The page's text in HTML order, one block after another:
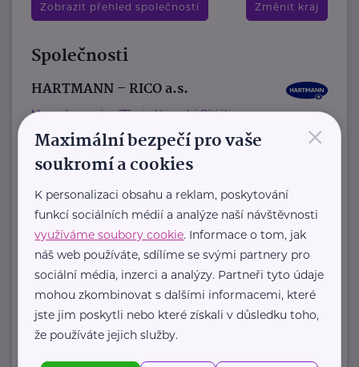
Zobrazit přehled společností Změnit kraj
Společnosti
HARTMANN – RICO a.s.
Masarykovo nám. 77 Veverská Bítýška
zdravotnické pomůcky a hygienická
řešení s dlouholetou tradicí.
Zaměřuje ...
https://hartmanndirect.com/cs-cz
+420 800 100 150
info@hartmanndirect.cz
×
Maximální bezpečí pro vaše
soukromí a cookies
K personalizaci obsahu a reklam, poskytování
funkcí sociálních médií a analýze naší návštěvnosti
využíváme soubory cookie. Informace o tom, jak
náš web používáte, sdílíme se svými partnery pro
sociální média, inzerci a analýzy. Partneři tyto údaje
mohou zkombinovat s dalšími informacemi, které
jste jim poskytli nebo které získali v důsledku toho,
že používáte jejich služby.